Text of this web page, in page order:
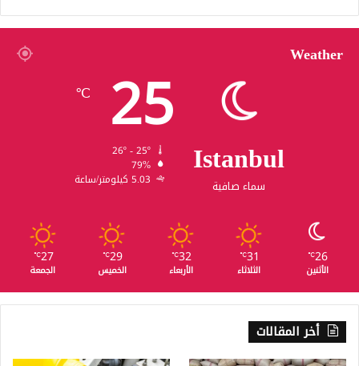
Weather
Istanbul
سماء صافية
25
℃
79%
5.03 كيلومتر/ساعة
26
℃
الأثنين
31
℃
الثلاثاء
32
℃
الأربعاء
29
℃
الخميس
27
℃
الجمعة
أخر المقالات